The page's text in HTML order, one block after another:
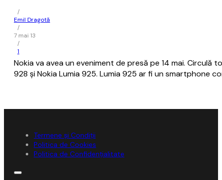
/
Emil Dragotă
/
7 mai 13
/
1
Nokia va avea un eveniment de presă pe 14 mai.
928 și Nokia Lumia 925. Lumia 925 ar fi un smartphone
Termene și Condiții
Politica de Cookies
Politica de Confidențialitate